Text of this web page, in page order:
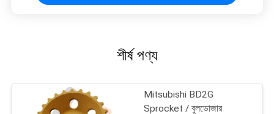
শীর্ষ পণ্য
Mitsubishi BD2G
Sprocket / বুলডোজার